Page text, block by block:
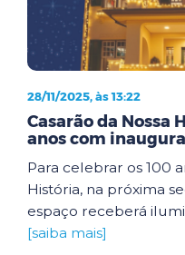
28/11/2025, às 13:22
Casarão da Nossa
anos com
Para celebrar os 100
História, na próxima
espaço receberá
[saiba mais]